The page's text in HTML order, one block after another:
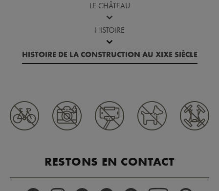
LE CHÂTEAU
HISTOIRE
HISTOIRE DE LA CONSTRUCTION AU XIXE SIÈCLE
RESTONS EN CONTACT